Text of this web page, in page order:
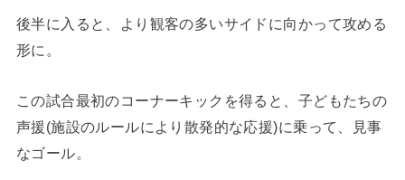
後半に入ると、より観客の多いサイドに向かって攻める
形に。
この試合最初のコーナーキックを得ると、子どもたちの
声援(施設のルールにより散発的な応援)に乗って、見事
なゴール。